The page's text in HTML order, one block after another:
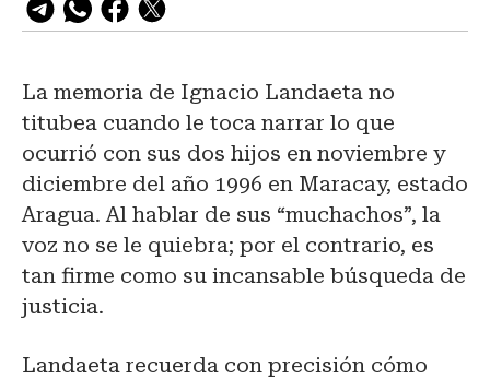
La memoria de Ignacio Landaeta no
titubea cuando le toca narrar lo que
ocurrió con sus dos hijos en noviembre y
diciembre del año 1996 en Maracay, estado
Aragua. Al hablar de sus “muchachos”, la
voz no se le quiebra; por el contrario, es
tan firme como su incansable búsqueda de
justicia.
Landaeta recuerda con precisión cómo